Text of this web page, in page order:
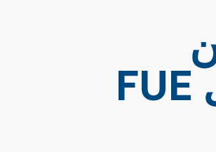
دون حلاقة رأسي؟ الحقيقة حول FUE